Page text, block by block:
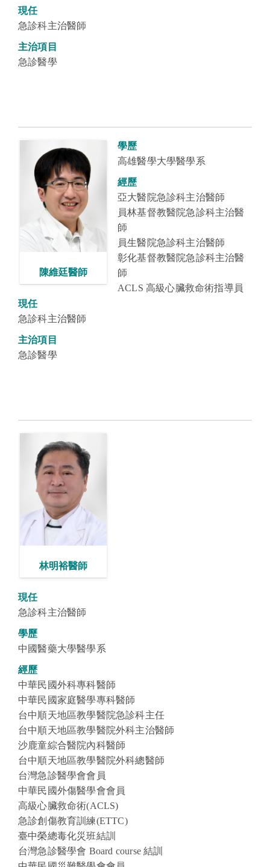
現任
急診科主治醫師
主治項目
急診醫學
陳維廷醫師
現任
急診科主治醫師
主治項目
急診醫學
學歷
高雄醫學大學醫學系
經歷
亞大醫院急診科主治醫師
員林基督教醫院急診科主治醫
師
員生醫院急診科主治醫師
彰化基督教醫院急診科主治醫
師
ACLS 高級心臟救命術指導員
林明裕醫師
現任
急診科主治醫師
學歷
中國醫藥大學醫學系
經歷
中華民國外科專科醫師
中華民國家庭醫學專科醫師
台中順天地區教學醫院急診科主任
台中順天地區教學醫院外科主治醫師
沙鹿童綜合醫院內科醫師
台中順天地區教學醫院外科總醫師
台灣急診醫學會會員
中華民國外傷醫學會會員
高級心臟救命術(ACLS)
急診創傷教育訓練(ETTC)
臺中榮總毒化災班結訓
台灣急診醫學會 Board course 結訓